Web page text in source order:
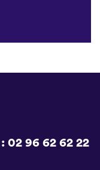
02 96 62 62 22